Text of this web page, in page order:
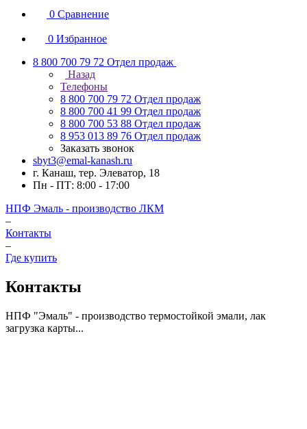
0 Сравнение
0 Избранное
8 800 700 79 72 Отдел продаж
Назад
Телефоны
8 800 700 79 72 Отдел продаж
8 800 700 41 99 Отдел продаж
8 800 700 53 88 Отдел продаж
8 953 013 89 76 Отдел продаж
Заказать звонок
sbyt3@emal-kanash.ru
г. Канаш, тер. Элеватор, 18
Пн - ПТ: 8:00 - 17:00
НПФ Эмаль - производство ЛКМ
–
Контакты
–
Где купить
Контакты
НПФ "Эмаль" - производство термостойкой эмали, лак
загрузка карты...